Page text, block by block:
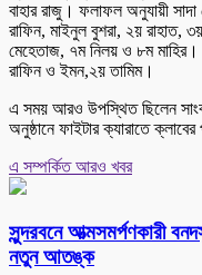
বাহার রাজু। ফলাফল অনুযায়ী
রাফিন, মাইনুল বুশরা, ২য় রাহাত,
মেহেতাজ, ৭ম নিলয় ও ৮ম মাহির।
রাফিন ও ইমন,২য় তামিম।
এ সময় আরও উপস্থিত ছিলেন
অনুষ্ঠানে ফাইটার ক্যারাতে
এ সম্পর্কিত আরও খবর
সুন্দরবনে আত্মসমর্পণকারী
নতুন আতঙ্ক